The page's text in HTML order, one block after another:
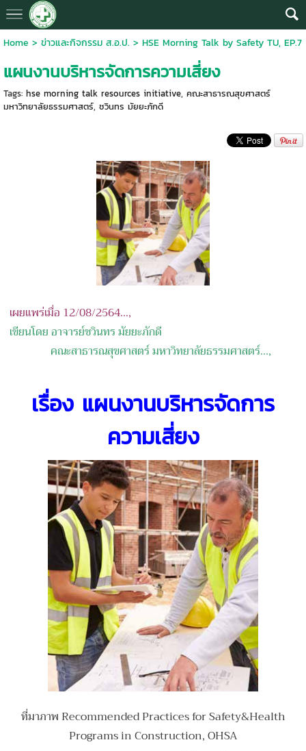
Home > ข่าวและกิจกรรม ส.อ.ป. > HSE Morning Talk by Safety TU, EP.7
แผนงานบริหารจัดการความเสี่ยง
Tags: hse morning talk resources initiative, คณะสาธารณสุขศาสตร์
มหาวิทยาลัยธรรมศาสตร์, ชวินทร มัยยะภักดี
เผยแพร่เมื่อ 12/08/2564...,
เขียนโดย อาจารย์ชวินทร มัยยะภักดี
คณะสาธารณสุขศาสตร์ มหาวิทยาลัยธรรมศาสตร์...,
เรื่อง แผนงานบริหารจัดการ
ความเสี่ยง
ที่มาภาพ Recommended Practices for Safety&Health
Programs in Construction, OHSA